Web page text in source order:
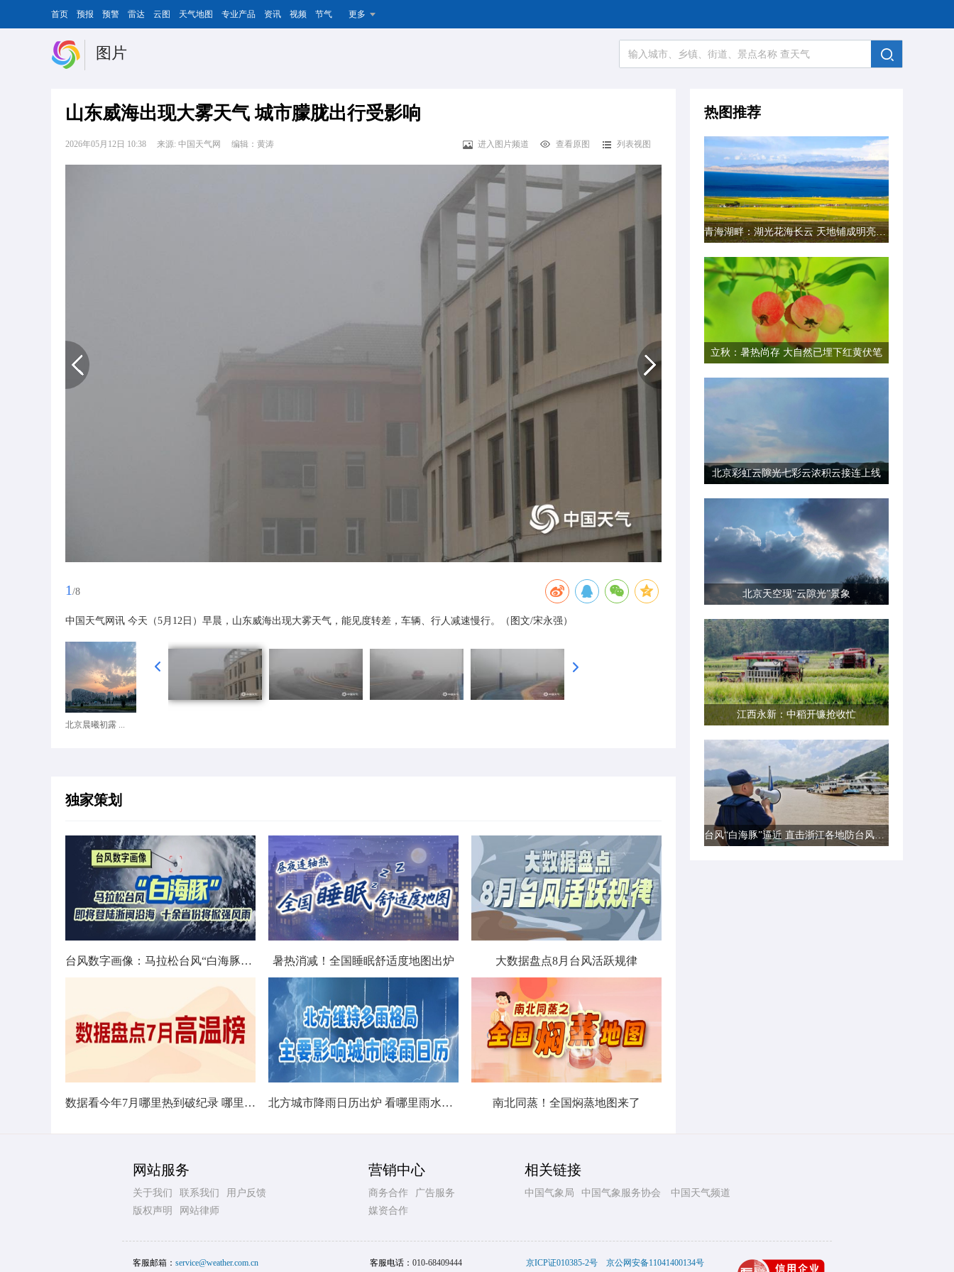
首页 预报 预警 雷达 云图 天气地图 专业产品 资讯 视频 节气 更多
图片
山东威海出现大雾天气 城市朦胧出行受影响
2026年05月12日 10:38 来源: 中国天气网 编辑：黄涛 进入图片频道 查看原图 列表视图
1 /8
中国天气网讯 今天（5月12日）早晨，山东威海出现大雾天气，能见度转差，车辆、行人减速慢行。（图文/宋永强）
北京晨曦初露 ...
独家策划
台风数字画像：马拉松台风“白海豚”将影响十余省份 暑热消减！全国睡眠舒适度地图出炉 大数据盘点8月台风活跃规律
数据看今年7月哪里热到破纪录 哪里暑热连轴转 北方城市降雨日历出炉 看哪里雨水超长待机 南北同蒸！全国焖蒸地图来了
热图推荐
青海湖畔：湖光花海长云 天地铺成明亮画卷
立秋：暑热尚存 大自然已埋下红黄伏笔
北京彩虹云隙光七彩云浓积云接连上线
北京天空现“云隙光”景象
江西永新：中稻开镰抢收忙
台风“白海豚”逼近 直击浙江各地防台风一线现场
网站服务
关于我们 联系我们
用户反馈
版权声明
网站律师
营销中心
商务合作
广告服务
媒资合作
相关链接
中国气象局 中国气象服务协会 中国天气频道
客服邮箱： service@weather.com.cn 客服电话： 010-68409444 京ICP证010385-2号 京公网安备11041400134号